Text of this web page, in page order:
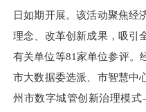
日如期开展。该活动聚焦经
理念、改革创新成果，吸引
有关单位等81家单位参评。
市大数据委选派、市智慧中
州市数字城管创新治理模式